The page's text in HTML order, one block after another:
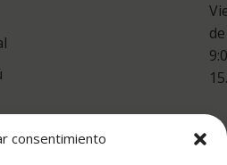
consentimiento
de